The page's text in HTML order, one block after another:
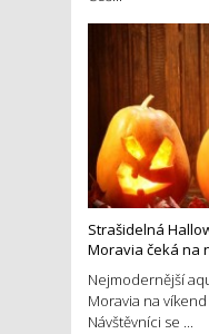
Strašidelná
Moravia čeká na
Nejmodernější
Moravia na
Návštěvníci se ...